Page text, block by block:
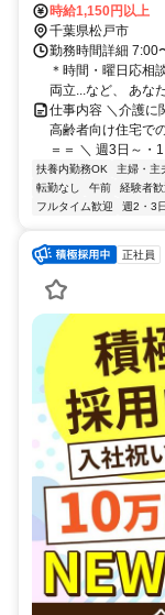
時給1,150円以上
千葉県松戸市
勤務時間詳細 7:00
＊時間・曜日応相
両立...など、 あな
仕事内容 ＼介護に
高齢者向け住宅で
＝＝ ＼ 週3日～・
扶養内勤務OK 主婦・主
転勤なし
午前 経験者歓
フルタイム歓迎
週2・3
正社員